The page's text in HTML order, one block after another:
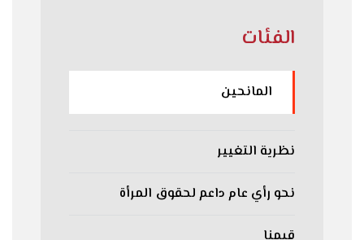
الفئات
المانحين
نظرية التغيير
نحو رأي عام داعم لحقوق المرأة